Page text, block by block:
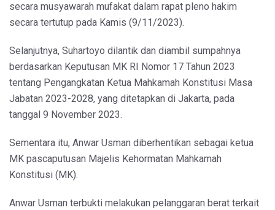
secara musyawarah mufakat dalam rapat pleno hakim
secara tertutup pada Kamis (9/11/2023).
Selanjutnya, Suhartoyo dilantik dan diambil sumpahnya
berdasarkan Keputusan MK RI Nomor 17 Tahun 2023
tentang Pengangkatan Ketua Mahkamah Konstitusi Masa
Jabatan 2023-2028, yang ditetapkan di Jakarta, pada
tanggal 9 November 2023.
Sementara itu, Anwar Usman diberhentikan sebagai ketua
MK pascaputusan Majelis Kehormatan Mahkamah
Konstitusi (MK).
Anwar Usman terbukti melakukan pelanggaran berat terkait